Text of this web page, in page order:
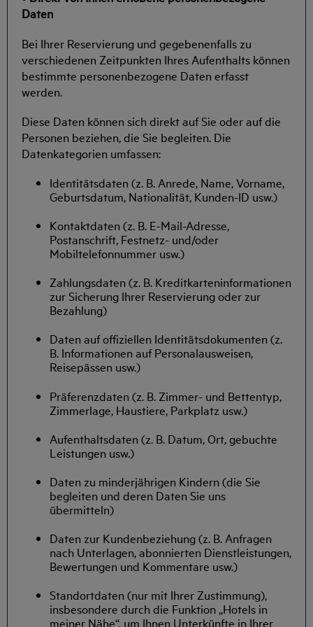
Daten
Bei Ihrer Reservierung und gegebenenfalls zu
verschiedenen Zeitpunkten Ihres Aufenthalts können
bestimmte personenbezogene Daten erfasst
werden.
Diese Daten können sich direkt auf Sie oder auf die
Personen beziehen, die Sie begleiten. Die
Datenkategorien umfassen:
Identitätsdaten (z. B. Anrede, Name, Vorname,
Geburtsdatum, Nationalität, Kunden-ID usw.)
Kontaktdaten (z. B. E-Mail-Adresse,
Postanschrift, Festnetz- und/oder
Mobiltelefonnummer usw.)
Zahlungsdaten (z. B. Kreditkarteninformationen
zur Sicherung Ihrer Reservierung oder zur
Bezahlung)
Daten auf offiziellen Identitätsdokumenten (z.
B. Informationen auf Personalausweisen,
Reisepässen usw.)
Präferenzdaten (z. B. Zimmer- und Bettentyp,
Zimmerlage, Haustiere, Parkplatz usw.)
Aufenthaltsdaten (z. B. Datum, Ort, gebuchte
Leistungen usw.)
Daten zu minderjährigen Kindern (die Sie
begleiten und deren Daten Sie uns
übermitteln)
Daten zur Kundenbeziehung (z. B. Anfragen
nach Unterlagen, abonnierten Dienstleistungen,
Bewertungen und Kommentare usw.)
Standortdaten (nur mit Ihrer Zustimmung),
insbesondere durch die Funktion „Hotels in
meiner Nähe“, um Ihnen Unterkünfte in Ihrer